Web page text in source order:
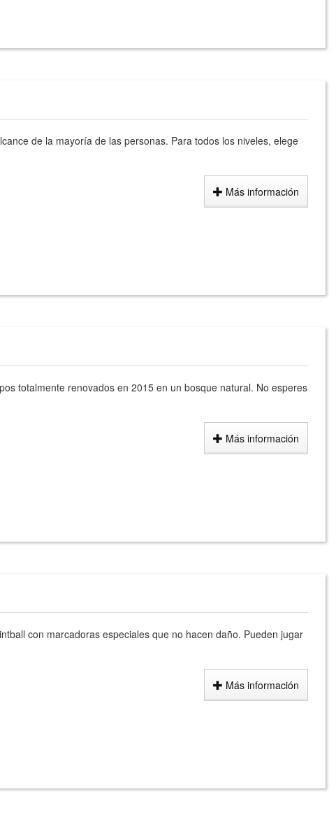
de la mayoría de las personas. Para todos los niveles, elege
Más información
totalmente renovados en 2015 en un bosque natural. No esperes
Más información
con marcadoras especiales que no hacen daño. Pueden jugar
Más información